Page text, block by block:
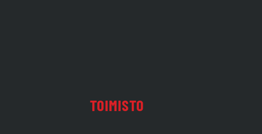
TOIMISTO